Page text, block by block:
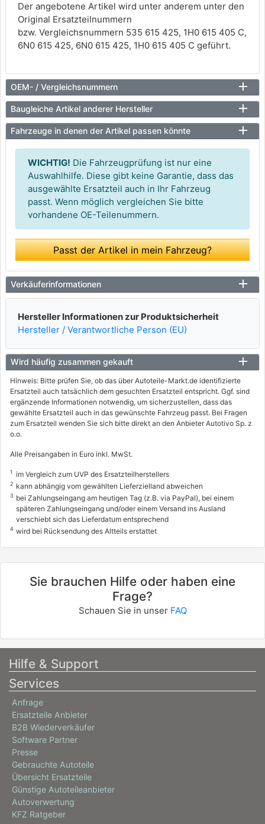
Der angebotene Artikel wird unter anderem unter den
Original Ersatzteilnummern
bzw. Vergleichsnummern 535 615 425, 1H0 615 405 C,
6N0 615 425, 6N0 615 425, 1H0 615 405 C geführt.
OEM- / Vergleichsnummern
Baugleiche Artikel anderer Hersteller
Fahrzeuge in denen der Artikel passen könnte
WICHTIG! Die Fahrzeugprüfung ist nur eine
Auswahlhilfe. Diese gibt keine Garantie, dass das
ausgewählte Ersatzteil auch in Ihr Fahrzeug
passt. Wenn möglich vergleichen Sie bitte
vorhandene OE-Teilenummern.
Passt der Artikel in mein Fahrzeug?
Verkäuferinformationen
Hersteller Informationen zur Produktsicherheit
Hersteller / Verantwortliche Person (EU)
Wird häufig zusammen gekauft
Hinweis: Bitte prüfen Sie, ob das über Autoteile-Markt.de identifizierte
Ersatzteil auch tatsächlich dem gesuchten Ersatzteil entspricht. Ggf. sind
ergänzende Informationen notwendig, um sicherzustellen, dass das
gewählte Ersatzteil auch in das gewünschte Fahrzeug passt. Bei Fragen
zum Ersatzteil wenden Sie sich bitte direkt an den Anbieter Autotivo Sp. z
o.o.
Alle Preisangaben in Euro inkl. MwSt.
1 im Vergleich zum UVP des Ersatzteilherstellers
2 kann abhängig vom gewählten Lieferzielland abweichen
3 bei Zahlungseingang am heutigen Tag (z.B. via PayPal), bei einem
späteren Zahlungseingang und/oder einem Versand ins Ausland
verschiebt sich das Lieferdatum entsprechend
4 wird bei Rücksendung des Altteils erstattet
Sie brauchen Hilfe oder haben eine
Frage?
Schauen Sie in unser FAQ
Hilfe & Support
Services
Anfrage
Ersatzteile Anbieter
B2B Wiederverkäufer
Software Partner
Presse
Gebrauchte Autoteile
Übersicht Ersatzteile
Günstige Autoteileanbieter
Autoverwertung
KFZ Ratgeber